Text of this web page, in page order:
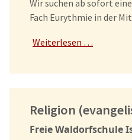
Wir suchen ab sofort
Fach Eurythmie in der
Weiterlesen …
Religion
Freie Waldorfschule